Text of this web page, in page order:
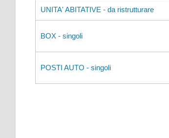
UNITA' ABITATIVE - da ristrutturare
BOX - singoli
POSTI AUTO - singoli